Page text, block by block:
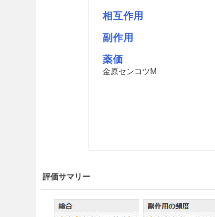
相互作用
副作用
薬価
金原センコツM
評価サマリー